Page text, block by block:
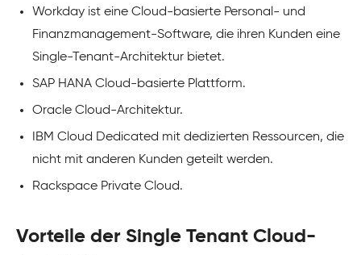
Workday ist eine Cloud-basierte Personal- und
Finanzmanagement-Software, die ihren Kunden eine
Single-Tenant-Architektur bietet.
SAP HANA Cloud-basierte Plattform.
Oracle Cloud-Architektur.
IBM Cloud Dedicated mit dedizierten Ressourcen, die
nicht mit anderen Kunden geteilt werden.
Rackspace Private Cloud.
Vorteile der Single Tenant Cloud-